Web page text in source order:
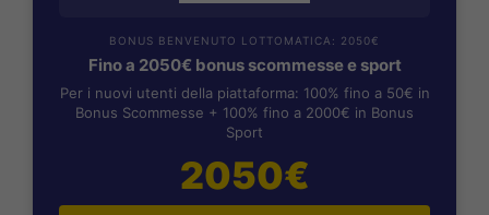
BONUS BENVENUTO LOTTOMATICA: 2050€
Fino a 2050€ bonus scommesse e sport
Per i nuovi utenti della piattaforma: 100% fino a 50€ in
Bonus Scommesse + 100% fino a 2000€ in Bonus
Sport
2050€